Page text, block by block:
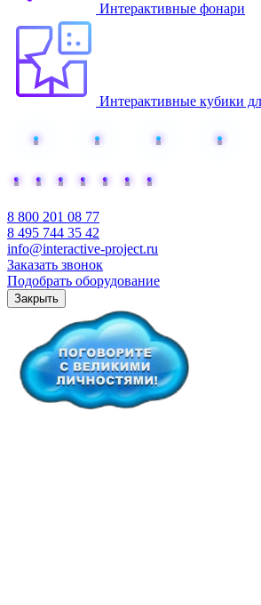
Интерактивные фонари
Интерактивные кубики
8 800 201 08 77
8 495 744 35 42
info@interactive-project.ru
Заказать звонок
Подобрать оборудование
Закрыть